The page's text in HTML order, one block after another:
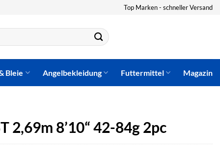
Top Marken - schneller Versand
Bleie Angelbekleidung Futtermittel Magazin
2,69m 8’10“ 42-84g 2pc